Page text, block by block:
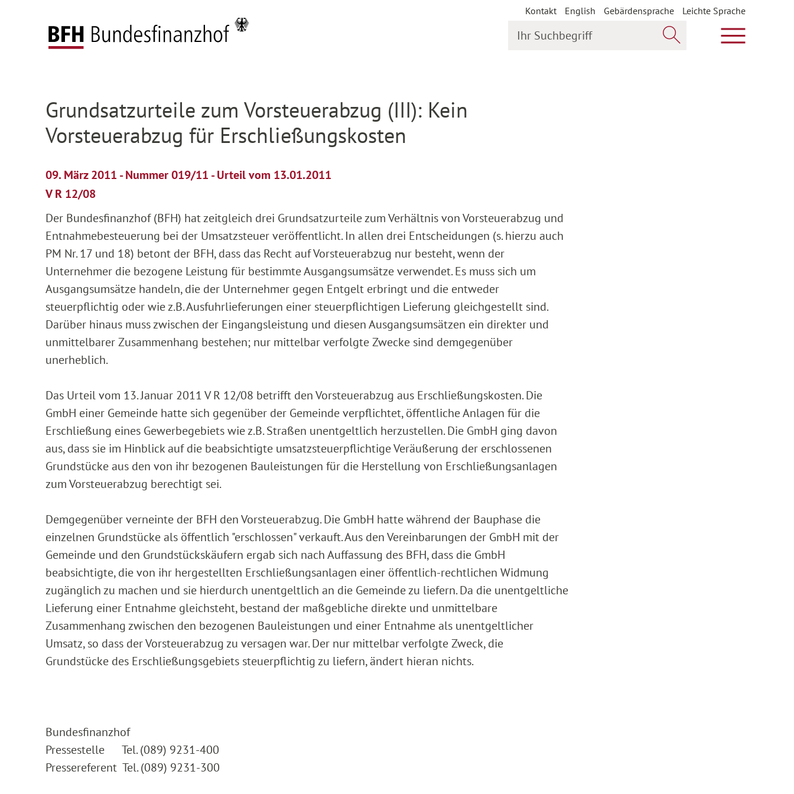
Kontakt English Gebärdensprache
Leichte Sprache
Hauptmenü
Startseite
Grundsatzurteile zum Vorsteuerabzug (III): Kein
Vorsteuerabzug für Erschließungskosten
09. März 2011 - Nummer 019/11 - Urteil vom 13.01.2011
V R 12/08
Der Bundesfinanzhof (BFH) hat zeitgleich drei Grundsatzurteile zum Verhältnis von Vorsteuerabzug und
Entnahmebesteuerung bei der Umsatzsteuer veröffentlicht. In allen drei Entscheidungen (s. hierzu auch
PM Nr. 17 und 18) betont der BFH, dass das Recht auf Vorsteuerabzug nur besteht, wenn der
Unternehmer die bezogene Leistung für bestimmte Ausgangsumsätze verwendet. Es muss sich um
Ausgangsumsätze handeln, die der Unternehmer gegen Entgelt erbringt und die entweder
steuerpflichtig oder wie z.B. Ausfuhrlieferungen einer steuerpflichtigen Lieferung gleichgestellt sind.
Darüber hinaus muss zwischen der Eingangsleistung und diesen Ausgangsumsätzen ein direkter und
unmittelbarer Zusammenhang bestehen; nur mittelbar verfolgte Zwecke sind demgegenüber
unerheblich.
Das Urteil vom 13. Januar 2011 V R 12/08 betrifft den Vorsteuerabzug aus Erschließungskosten. Die
GmbH einer Gemeinde hatte sich gegenüber der Gemeinde verpflichtet, öffentliche Anlagen für die
Erschließung eines Gewerbegebiets wie z.B. Straßen unentgeltlich herzustellen. Die GmbH ging davon
aus, dass sie im Hinblick auf die beabsichtigte umsatzsteuerpflichtige Veräußerung der erschlossenen
Grundstücke aus den von ihr bezogenen Bauleistungen für die Herstellung von Erschließungsanlagen
zum Vorsteuerabzug berechtigt sei.
Demgegenüber verneinte der BFH den Vorsteuerabzug. Die GmbH hatte während der Bauphase die
einzelnen Grundstücke als öffentlich "erschlossen" verkauft. Aus den Vereinbarungen der GmbH mit der
Gemeinde und den Grundstückskäufern ergab sich nach Auffassung des BFH, dass die GmbH
beabsichtigte, die von ihr hergestellten Erschließungsanlagen einer öffentlich-rechtlichen Widmung
zugänglich zu machen und sie hierdurch unentgeltlich an die Gemeinde zu liefern. Da die unentgeltliche
Lieferung einer Entnahme gleichsteht, bestand der maßgebliche direkte und unmittelbare
Zusammenhang zwischen den bezogenen Bauleistungen und einer Entnahme als unentgeltlicher
Umsatz, so dass der Vorsteuerabzug zu versagen war. Der nur mittelbar verfolgte Zweck, die
Grundstücke des Erschließungsgebiets steuerpflichtig zu liefern, ändert hieran nichts.
Bundesfinanzhof
Pressestelle Tel. (089) 9231-400
Pressereferent Tel. (089) 9231-300